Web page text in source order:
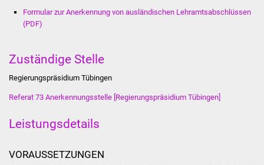
FNP / Bebauungspläne
Jubiläumsjahr 2021
Formular zur Anerkennung von ausländischen Lehramtsabschlüssen
(PDF)
Zuständige Stelle
Regierungspräsidium Tübingen
Referat 73 Anerkennungsstelle [Regierungspräsidium Tübingen]
Leistungsdetails
VORAUSSETZUNGEN